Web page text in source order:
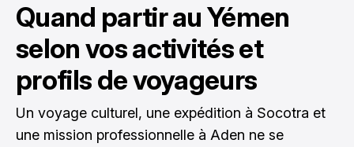
Quand partir au Yémen
selon vos activités et
profils de voyageurs
Un voyage culturel, une expédition à Socotra et
une mission professionnelle à Aden ne se